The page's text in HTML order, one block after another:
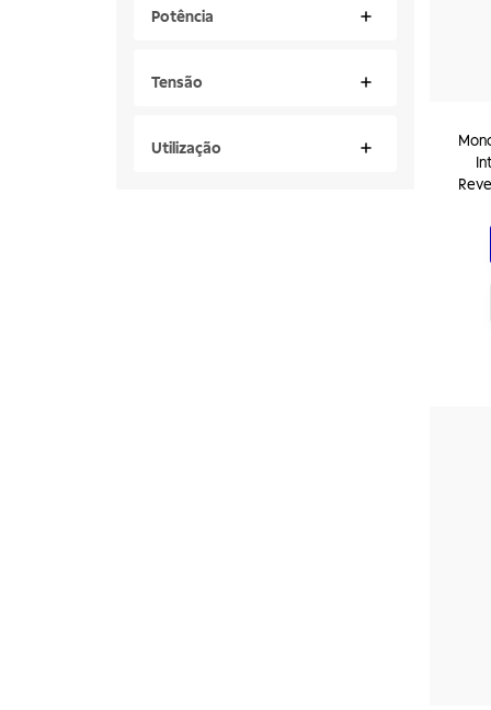
Potência
Tensão
Utilização